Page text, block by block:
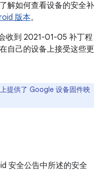
解如何查看设备的安全补
版本。
收到 2021-01-05 补丁程
自己的设备上接受这些更
上提供了 Google 设备固件映
安全公告中所述的安全